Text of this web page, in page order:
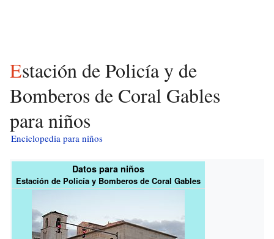
Estación de Policía y de
Bomberos de Coral Gables
para niños
Enciclopedia para niños
Datos para niños
Estación de Policía y Bomberos de Coral Gables